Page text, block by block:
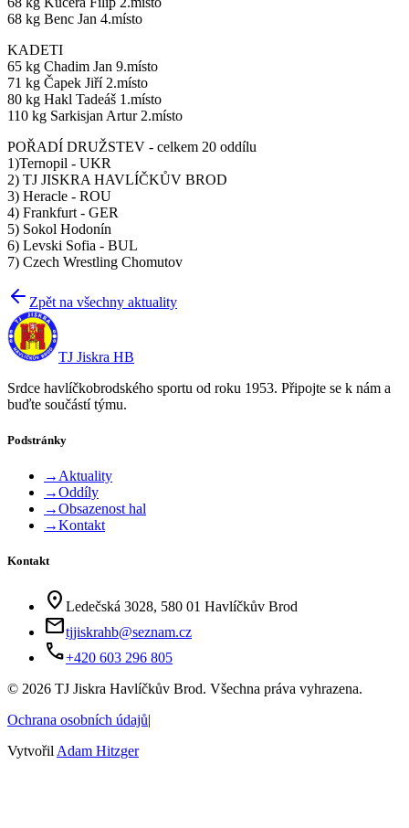
68 kg Benc Jan 4.místo
KADETI
65 kg Chadim Jan 9.místo
71 kg Čapek Jiří 2.místo
80 kg Hakl Tadeáš 1.místo
110 kg Sarkisjan Artur 2.místo
POŘADÍ DRUŽSTEV - celkem 20 oddílu
1)Ternopil - UKR
2) TJ JISKRA HAVLÍČKŮV BROD
3) Heracle - ROU
4) Frankfurt - GER
5) Sokol Hodonín
6) Levski Sofia - BUL
7) Czech Wrestling Chomutov
Zpět na všechny aktuality
TJ Jiskra HB
Srdce havlíčkobrodského sportu od roku 1953. Připojte se k nám a
buďte součástí týmu.
Podstránky
→ Aktuality
→Oddíly
→Obsazenost hal
→Kontakt
Kontakt
location_on Ledečská 3028, 580 01 Havlíčkův Brod
mailtjjiskrahb@seznam.cz
phone+420 603 296 805
© 2026 TJ Jiskra Havlíčkův Brod. Všechna práva vyhrazena.
Ochrana osobních údajů|
Vytvořil Adam Hitzger